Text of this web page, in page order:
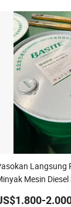
Langsung
Mesin Diesel